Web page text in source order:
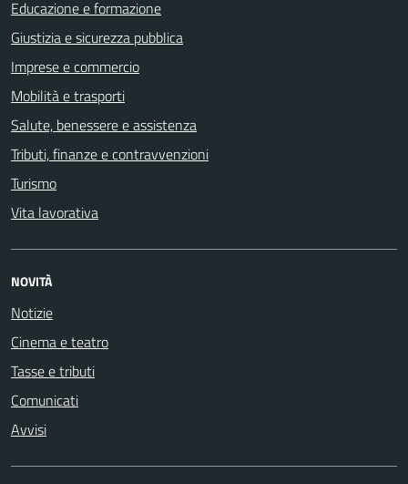
Educazione e formazione
Giustizia e sicurezza pubblica
Imprese e commercio
Mobilità e trasporti
Salute, benessere e assistenza
Tributi, finanze e contravvenzioni
Turismo
Vita lavorativa
NOVITÀ
Notizie
Cinema e teatro
Tasse e tributi
Comunicati
Avvisi